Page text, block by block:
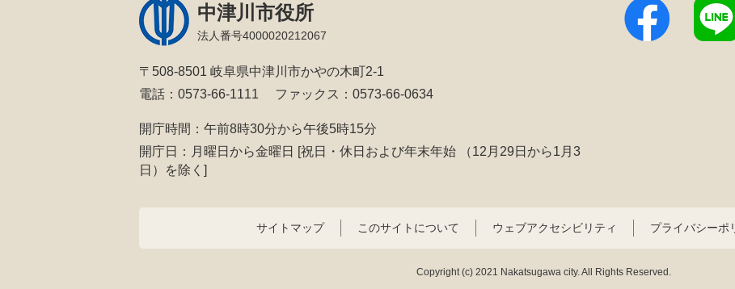
中津川市役所
法人番号4000020212067
〒508-8501 岐阜県中津川市かやの木町2-1
電話：0573-66-1111
ファックス：0573-66-0634
開庁時間：午前8時30分から午後5時15分
開庁日：月曜日から金曜日 [祝日・休日および年末年始
（12月29日から1月3
日）を除く]
サイトマップ このサイトについて ウェブアクセシビリティ プライバシーポ
Copyright (c) 2021 Nakatsugawa city. All Rights Reserved.